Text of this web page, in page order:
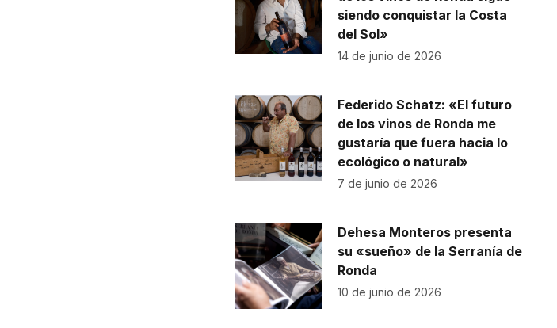
siendo conquistar la Costa
del Sol»
14 de junio de 2026
Federido Schatz: «El futuro
de los vinos de Ronda me
gustaría que fuera hacia lo
ecológico o natural»
7 de junio de 2026
Dehesa Monteros presenta
su «sueño» de la Serranía de
Ronda
10 de junio de 2026